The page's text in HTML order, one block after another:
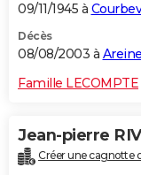
09/11/1945 à
Décès
08/08/2003 à
Famille LECOMPTE
Jean-pierre
Créer une cagnotte